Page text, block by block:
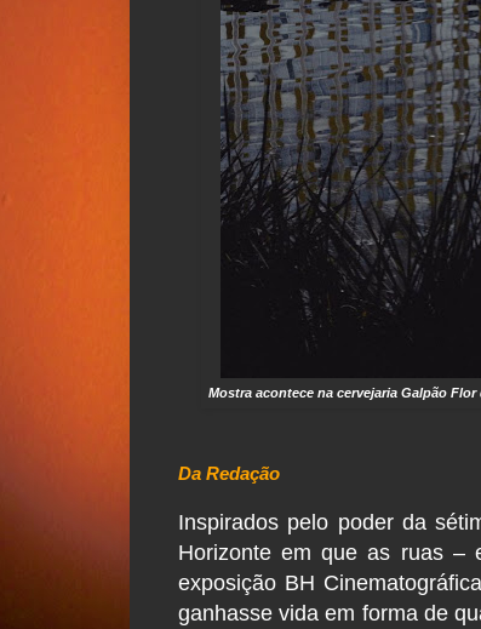
Mostra acontece na cervejaria Galpão
Da Redação
Inspirados pelo poder da
Horizonte em que as ruas –
exposição BH
ganhasse vida em forma de